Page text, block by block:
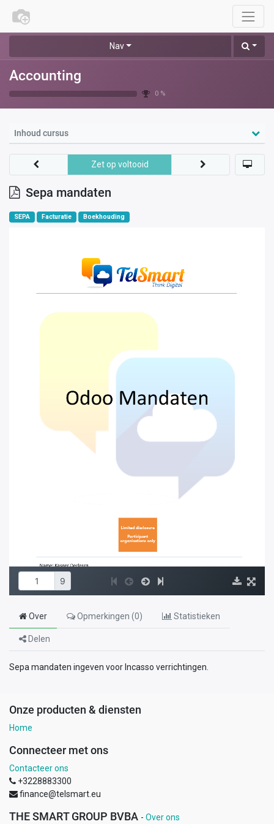
Nav
Accounting
0 %
Inhoud cursus
Sepa mandaten
Zet op voltooid
SEPA Facturatie Boekhouding
Over Opmerkingen (0) Statistieken
Delen
Sepa mandaten ingeven voor Incasso verrichtingen.
Onze producten & diensten
Home
Connecteer met ons
Contacteer ons
+3228883300
finance@telsmart.eu
THE SMART GROUP BVBA - Over ons